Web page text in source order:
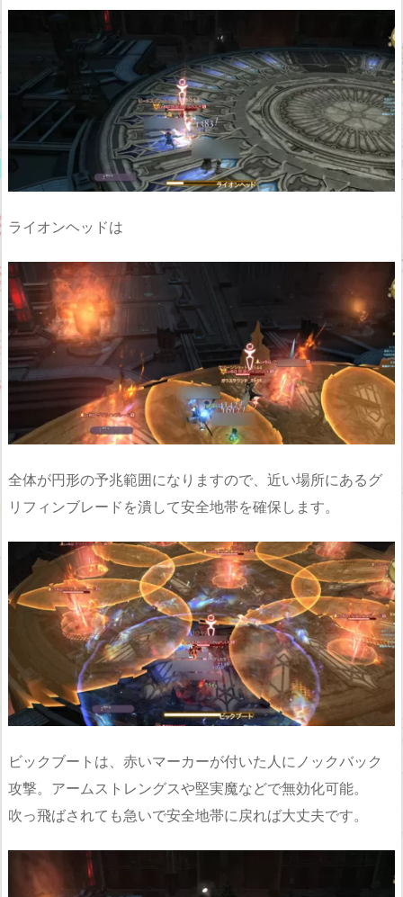
ライオンヘッドは
全体が円形の予兆範囲になりますので、近い場所にあるグ
リフィンブレードを潰して安全地帯を確保します。
ビックブートは、赤いマーカーが付いた人にノックバック
攻撃。アームストレングスや堅実魔などで無効化可能。
吹っ飛ばされても急いで安全地帯に戻れば大丈夫です。